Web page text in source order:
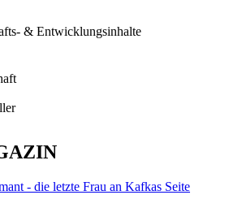
& Entwicklungsinhalte